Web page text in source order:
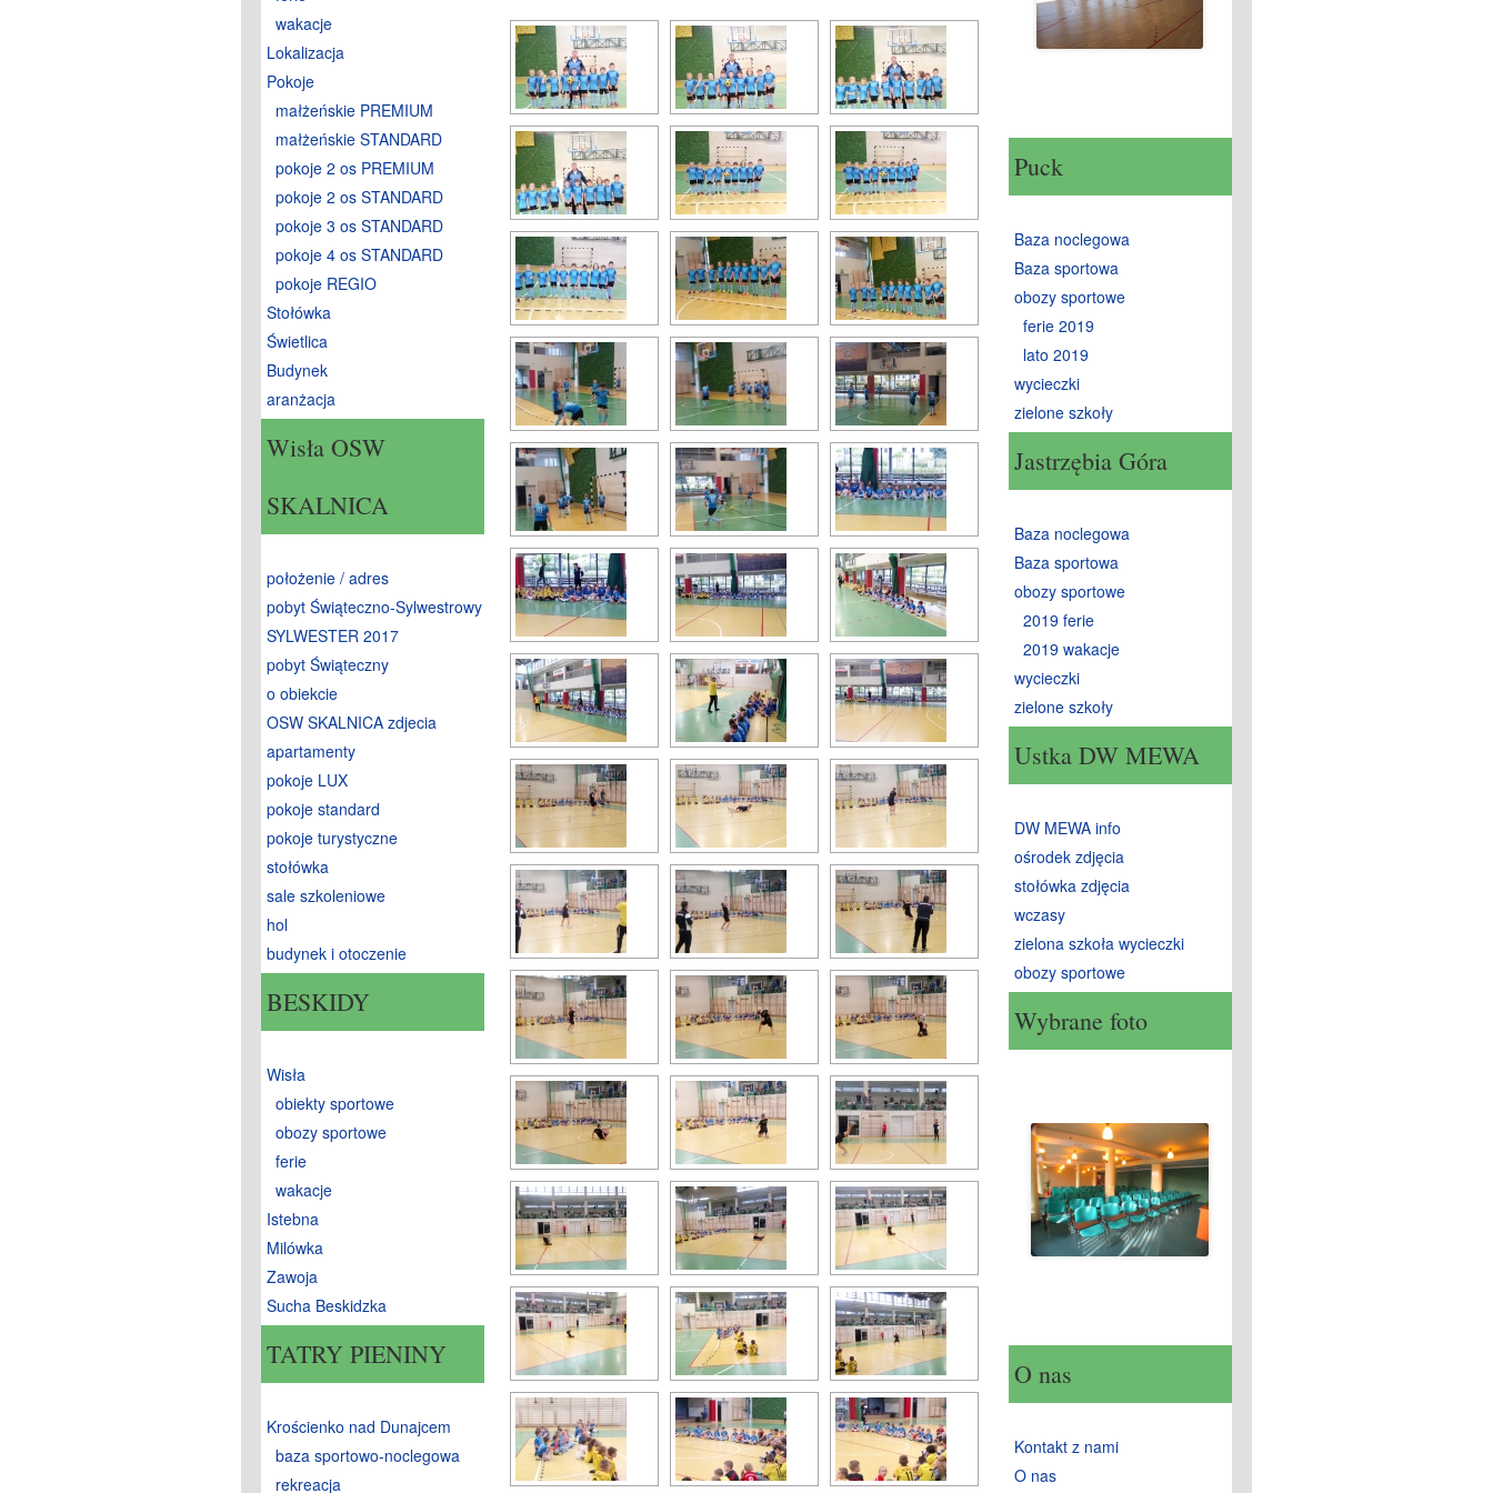
wakacje
Lokalizacja
Pokoje
małżeńskie PREMIUM
małżeńskie STANDARD
pokoje 2 os PREMIUM
pokoje 2 os STANDARD
pokoje 3 os STANDARD
pokoje 4 os STANDARD
pokoje REGIO
Stołówka
Świetlica
Budynek
aranżacja
Wisła OSW
SKALNICA
położenie / adres
pobyt Świąteczno-Sylwestrowy
SYLWESTER 2017
pobyt Świąteczny
o obiekcie
OSW SKALNICA zdjecia
apartamenty
pokoje LUX
pokoje standard
pokoje turystyczne
stołówka
sale szkoleniowe
hol
budynek i otoczenie
BESKIDY
Wisła
obiekty sportowe
obozy sportowe
ferie
wakacje
Istebna
Milówka
Zawoja
Sucha Beskidzka
TATRY PIENINY
Krościenko nad Dunajcem
baza sportowo-noclegowa
rekreacja
Puck
Baza noclegowa
Baza sportowa
obozy sportowe
ferie 2019
lato 2019
wycieczki
zielone szkoły
Jastrzębia Góra
Baza noclegowa
Baza sportowa
obozy sportowe
2019 ferie
2019 wakacje
wycieczki
zielone szkoły
Ustka DW MEWA
DW MEWA info
ośrodek zdjęcia
stołówka zdjęcia
wczasy
zielona szkoła wycieczki
obozy sportowe
Wybrane foto
O nas
Kontakt z nami
O nas